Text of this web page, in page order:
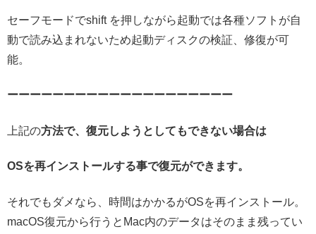
セーフモードでshift を押しながら起動では各種ソフトが自
動で読み込まれないため起動ディスクの検証、修復が可
能。
ーーーーーーーーーーーーーーーーーーーー
上記の方法で、復元しようとしてもできない場合は
OSを再インストールする事で復元ができます。
それでもダメなら、時間はかかるがOSを再インストール。
macOS復元から行うとMac内のデータはそのまま残ってい